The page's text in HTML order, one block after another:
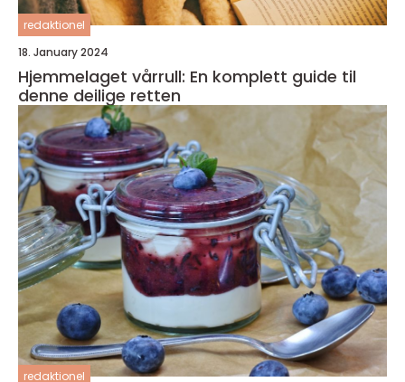
redaktionel
18. January 2024
Hjemmelaget vårrull: En komplett guide til
denne deilige retten
redaktionel